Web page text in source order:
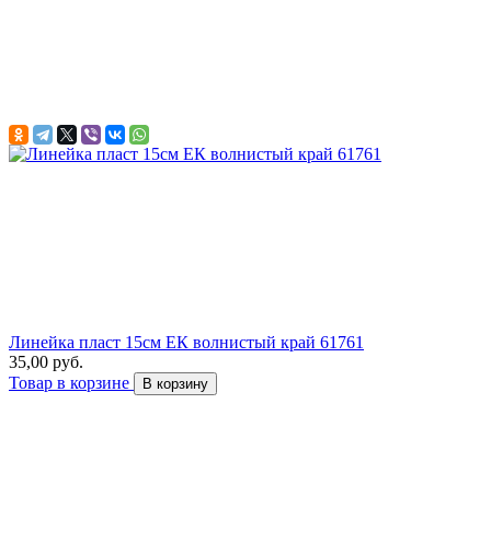
Линейка пласт 15см ЕК волнистый край 61761
35,00 руб.
Товар в корзине
В корзину